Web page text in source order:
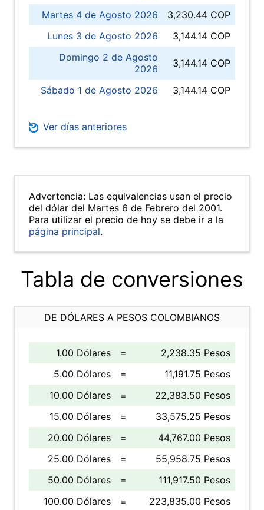
Martes 4 de Agosto 2026
3,230.44 COP
Lunes 3 de Agosto 2026
3,144.14 COP
Domingo 2 de Agosto
2026
3,144.14 COP
Sábado 1 de Agosto 2026 3,144.14 COP
Ver días anteriores
Advertencia: Las equivalencias usan el precio
del dólar del Martes 6 de Febrero del 2001.
Para utilizar el precio de hoy se debe ir a la
página principal.
Tabla de conversiones
DE DÓLARES A PESOS COLOMBIANOS
1.00 Dólares =
2,238.35 Pesos
5.00 Dólares
=
11,191.75 Pesos
10.00 Dólares
=
22,383.50 Pesos
15.00 Dólares
=
33,575.25 Pesos
20.00 Dólares
=
44,767.00 Pesos
25.00 Dólares
=
55,958.75 Pesos
50.00 Dólares
=
111,917.50 Pesos
100.00 Dólares
=
223,835.00 Pesos